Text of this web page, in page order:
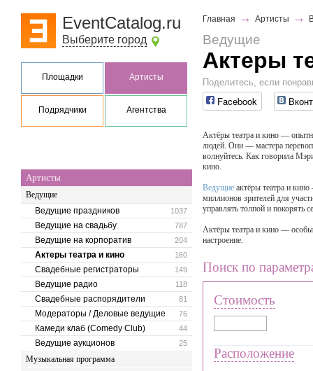
EventCatalog.ru
Выберите город
Площадки Артисты
Подрядчики Агентства
Артисты
Ведущие
1037
Ведущие праздников
787
Ведущие на свадьбу
204
Ведущие на корпоратив
160
Актеры театра и кино
149
Свадебные регистраторы
118
Ведущие радио
81
Свадебные распорядители
76
Модераторы / Деловые ведущие
44
Камеди клаб (Comedy Club)
25
Ведущие аукционов
Музыкальная программа
Главная → Артисты →
Ведущие
Актеры
Поделитесь, если
Facebook
Актёры театра и кино —
людей. Они — мастера
волнуйтесь. Как говорила
кино.
Ведущие актёры театра и
миллионов зрителей для
управлять толпой и покорять
Актёры театра и кино —
настроение.
Поиск по
Стоимость
Расположение